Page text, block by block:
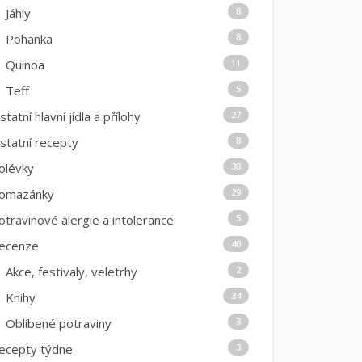
Jáhly 8
Pohanka 8
Quinoa 11
Teff 5
hlavní jídla a přílohy 27
recepty 8
38
29
alergie a intolerance 5
40
Akce, festivaly, veletrhy 2
Knihy 34
Oblíbené potraviny 3
týdne 3